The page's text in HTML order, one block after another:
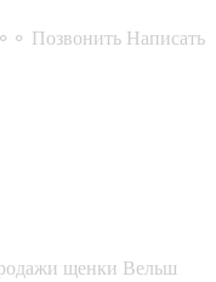
Позвонить Написать
щенки Вельш